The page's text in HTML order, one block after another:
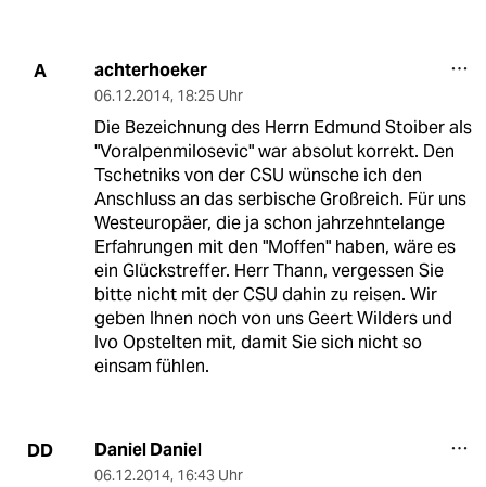
A achterhoeker
06.12.2014, 18:25 Uhr
Die Bezeichnung des Herrn Edmund Stoiber als
"Voralpenmilosevic" war absolut korrekt. Den
Tschetniks von der CSU wünsche ich den
Anschluss an das serbische Großreich. Für uns
Westeuropäer, die ja schon jahrzehntelange
Erfahrungen mit den "Moffen" haben, wäre es
ein Glückstreffer. Herr Thann, vergessen Sie
bitte nicht mit der CSU dahin zu reisen. Wir
geben Ihnen noch von uns Geert Wilders und
Ivo Opstelten mit, damit Sie sich nicht so
einsam fühlen.
DD Daniel Daniel
06.12.2014, 16:43 Uhr